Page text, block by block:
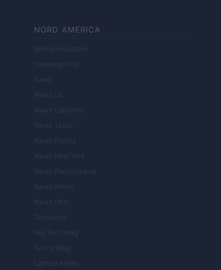
NORD AMERICA
Womanmagazine
Investing Plus
Newz
Newz US
Newz California
Newz Texas
Newz Florida
Newz New York
Newz Pennsylvania
Newz Illinois
Newz Ohio
Gameland
Hig Tech Mag
Scoop Mag
Lgbtqia News